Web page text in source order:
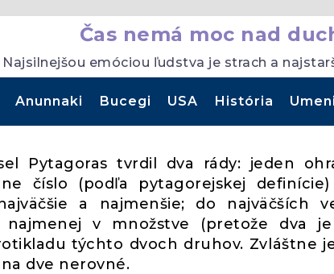
Čas nemá moc nad
Najsilnejšou emóciou ľudstva je strach a
Anunnaki Bucegi USA História
Pytagoras tvrdil dva rády: jeden
číslo (podľa pytagorejskej
a najmenšie; do najväčších
najmenej v množstve (pretože dva
týchto dvoch druhov. Zvláštne
dve nerovné.